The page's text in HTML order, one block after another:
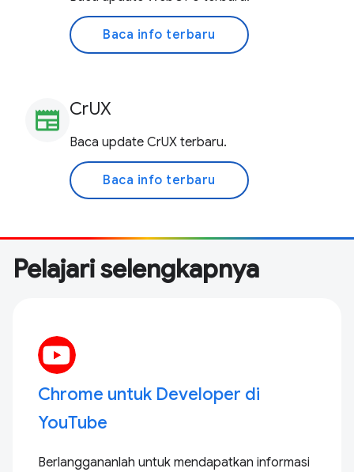
Baca info terbaru
newspaper CrUX
Baca update CrUX terbaru.
Baca info terbaru
Pelajari selengkapnya
Chrome untuk Developer di
YouTube
Berlanggananlah untuk mendapatkan informasi